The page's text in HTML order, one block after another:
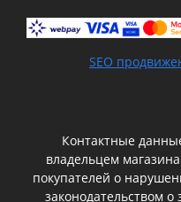
SEO
Контактные
владельцем
покупателей о
законодательством